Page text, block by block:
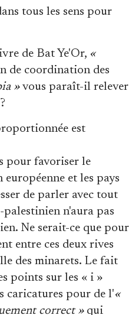
tous les sens pour
de Bat Ye'Or, «
de coordination des
»vous paraît-il relever
est
pour favoriser le
et les pays
de parler avec tout
n'aura pas
Ne serait-ce que pour
entre ces deux rives
des minarets. Le fait
points sur les « i »
caricatures pour de l'«
correct »qui